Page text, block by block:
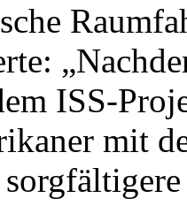
ISS-
mit